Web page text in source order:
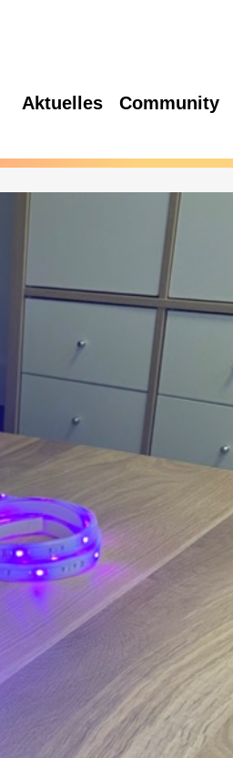
Aktuelles Community